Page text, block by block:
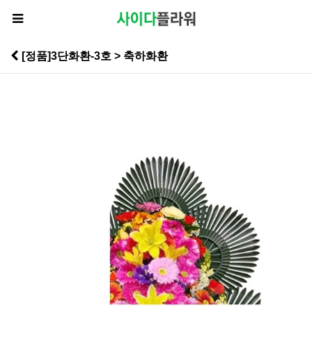
[정품]3단화환-3호 > 축하화환